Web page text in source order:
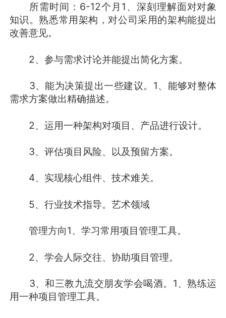
所需时间：6-12个月1、深刻理解面对对象
知识。熟悉常用架构，对公司采用的架构能提出
改善意见。
2、参与需求讨论并能提出简化方案。
3、能为决策提出一些建议。1、能够对整体
需求方案做出精确描述。
2、运用一种架构对项目、产品进行设计。
3、评估项目风险、以及预留方案。
4、实现核心组件、技术难关。
5、行业技术指导。艺术领域
管理方向1、学习常用项目管理工具。
2、学会人际交往、协助项目管理。
3、和三教九流交朋友学会喝酒。1、熟练运
用一种项目管理工具。